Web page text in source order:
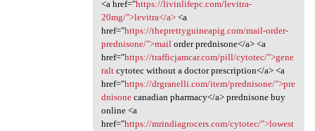
<a href="https://livinlifepc.com/levitra-
20mg/">levitra</a><a
href="https://theprettyguineapig.com/mail-order-
prednisone/">mailorder prednisone</a> <a
href="https://trafficjamcar.com/pill/cytotec/">gene
raltcytotec without a doctor prescription</a> <a
href="https://drgranelli.com/item/prednisone/">pre
dnisonecanadian pharmacy</a> prednisone buy
online <a
href="https://mrindiagrocers.com/cytotec/">lowest